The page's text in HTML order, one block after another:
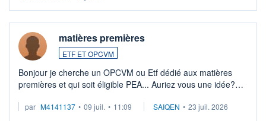
matières premières
ETF ET OPCVM
Bonjour je cherche un OPCVM ou Etf dédié aux matières
premières et qui soit éligible PEA... Auriez vous une idée?
par M4141137 • 09 juil. • 11:09 SAIQEN • 23 juil. 2026